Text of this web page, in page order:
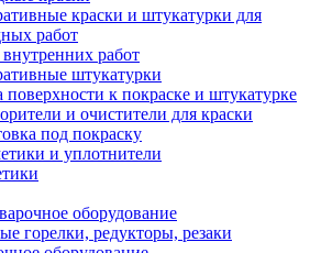
краски и штукатурки для
работ
работ
штукатурки
поверхности к покраске и штукатурке
и очистители для краски
под покраску
и уплотнители
оборудование
горелки, редукторы, резаки